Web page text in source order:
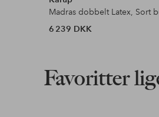
Madras dobbelt Latex, Sort
6 239 DKK
Favoritter